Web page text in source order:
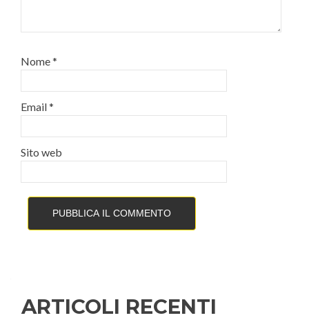
Nome*
Email*
Sito web
ARTICOLI RECENTI